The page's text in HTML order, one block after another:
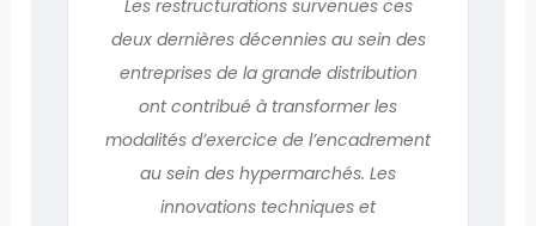
Les restructurations survenues ces
deux dernières décennies au sein des
entreprises de la grande distribution
ont contribué à transformer les
modalités d’exercice de l’encadrement
au sein des hypermarchés. Les
innovations techniques et